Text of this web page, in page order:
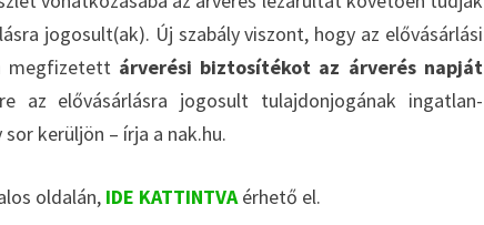
jogosult(ak). Új szabály viszont, hogy az elővásárlási
megfizetettárverési biztosítékot az árverés napját
az elővásárlásra jogosult tulajdonjogának ingatlan-
kerüljön – írja a nak.hu.
oldalán, IDE KATTINTVAérhető el.